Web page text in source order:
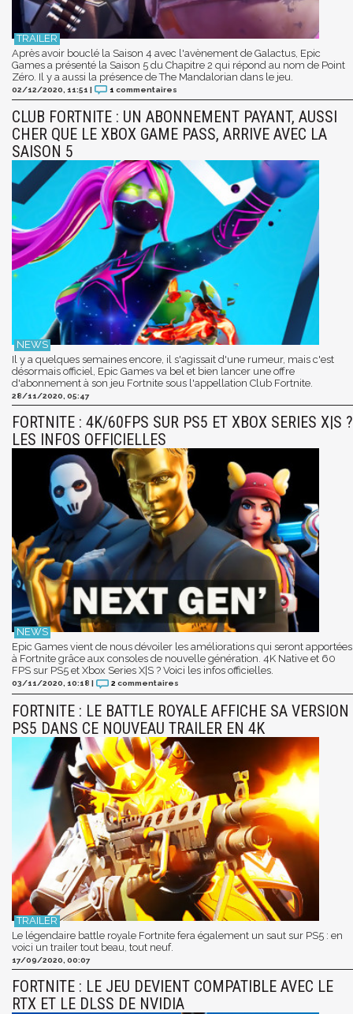
Après avoir bouclé la Saison 4 avec l'avènement de Galactus, Epic
Games a présenté la Saison 5 du Chapitre 2 qui répond au nom de Point
Zéro. Il y a aussi la présence de The Mandalorian dans le jeu.
02/12/2020, 11:51 | 1 commentaires
CLUB FORTNITE : UN ABONNEMENT PAYANT, AUSSI
CHER QUE LE XBOX GAME PASS, ARRIVE AVEC LA
SAISON 5
Il y a quelques semaines encore, il s'agissait d'une rumeur, mais c'est
désormais officiel, Epic Games va bel et bien lancer une offre
d'abonnement à son jeu Fortnite sous l'appellation Club Fortnite.
28/11/2020, 05:47
FORTNITE : 4K/60FPS SUR PS5 ET XBOX SERIES X|S ?
LES INFOS OFFICIELLES
Epic Games vient de nous dévoiler les améliorations qui seront apportées
à Fortnite grâce aux consoles de nouvelle génération. 4K Native et 60
FPS sur PS5 et Xbox Series X|S ? Voici les infos officielles.
03/11/2020, 10:18 | 2 commentaires
FORTNITE : LE BATTLE ROYALE AFFICHE SA VERSION
PS5 DANS CE NOUVEAU TRAILER EN 4K
Le légendaire battle royale Fortnite fera également un saut sur PS5 : en
voici un trailer tout beau, tout neuf.
17/09/2020, 00:07
FORTNITE : LE JEU DEVIENT COMPATIBLE AVEC LE
RTX ET LE DLSS DE NVIDIA